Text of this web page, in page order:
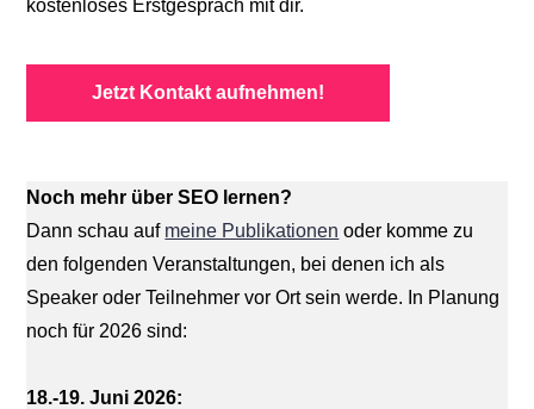
kostenloses Erstgespräch mit dir.
Jetzt Kontakt aufnehmen!
Noch mehr über SEO lernen?
Dann schau auf meine Publikationen oder komme zu
den folgenden Veranstaltungen, bei denen ich als
Speaker oder Teilnehmer vor Ort sein werde. In Planung
noch für 2026 sind:
18.-19. Juni 2026: